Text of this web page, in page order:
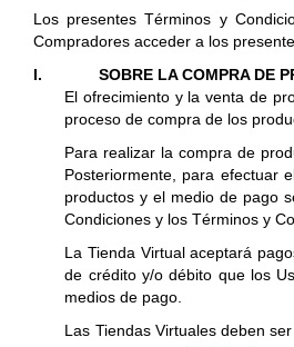
Los presentes Términos y
Compradores acceder a los
I.
SOBRE LA COMPRA DE
El ofrecimiento y la venta de
proceso de compra de los
Para realizar la compra de
Posteriormente, para efectuar
productos y el medio de pago
Condiciones y los Términos y
La Tienda Virtual aceptará
de crédito y/o débito que los
medios de pago.
Las Tiendas Virtuales deben